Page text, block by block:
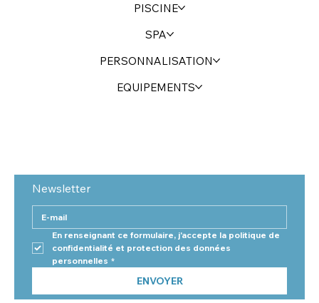
PISCINE
SPA
PERSONNALISATION
EQUIPEMENTS
Newsletter
En renseignant ce formulaire, j'accepte la politique de
confidentialité et protection des données
personnelles *
ENVOYER